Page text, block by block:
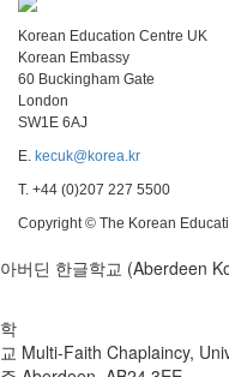
Korean Education Centre UK
Korean Embassy
60 Buckingham Gate
London
SW1E 6AJ
E. kecuk@korea.kr
T. +44 (0)207 227 5500
Copyright © The Korean
아버딘 한글학교 (Aberdeen
학
교 Multi-Faith Chaplaincy,